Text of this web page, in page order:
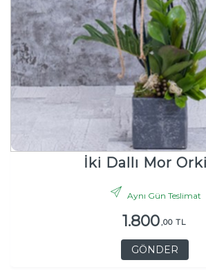
İki Dallı Mor
Aynı Gün Teslimat
1.800,00 TL
GÖNDER